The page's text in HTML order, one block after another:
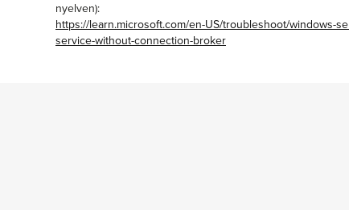
nyelven):
https://learn.microsoft.com/en-US/troubleshoot/windows-
service-without-connection-broker